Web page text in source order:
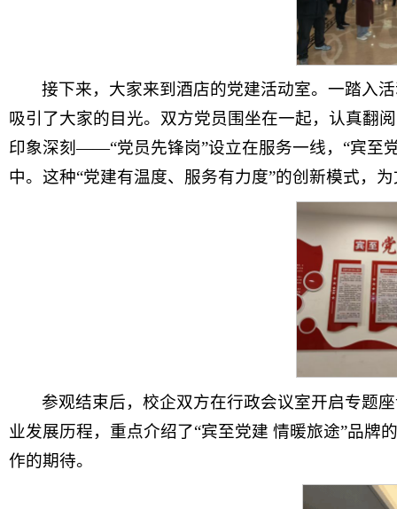
接下来，大家来到酒店的党建活动室。一踏入
吸引了大家的目光。双方党员围坐在一起，认真翻
印象深刻——“党员先锋岗”设立在服务一线，“宾至
中。这种“党建有温度、服务有力度”的创新模式，
参观结束后，校企双方在行政会议室开启专题
业发展历程，重点介绍了“宾至党建 情暖旅途”品牌
作的期待。